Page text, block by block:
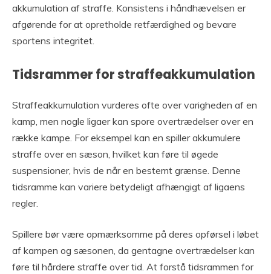
akkumulation af straffe. Konsistens i håndhævelsen er
afgørende for at opretholde retfærdighed og bevare
sportens integritet.
Tidsrammer for straffeakkumulation
Straffeakkumulation vurderes ofte over varigheden af en
kamp, men nogle ligaer kan spore overtrædelser over en
række kampe. For eksempel kan en spiller akkumulere
straffe over en sæson, hvilket kan føre til øgede
suspensioner, hvis de når en bestemt grænse. Denne
tidsramme kan variere betydeligt afhængigt af ligaens
regler.
Spillere bør være opmærksomme på deres opførsel i løbet
af kampen og sæsonen, da gentagne overtrædelser kan
føre til hårdere straffe over tid. At forstå tidsrammen for